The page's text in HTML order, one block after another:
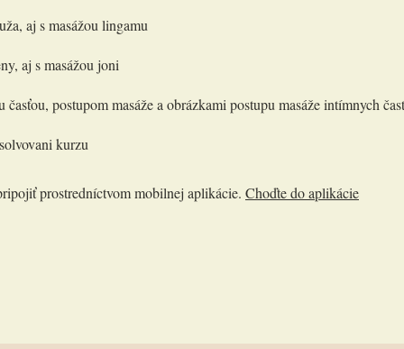
aj s masážou lingamu
aj s masážou joni
postupom masáže a obrázkami postupu masáže intímnych
kurzu
prostredníctvom mobilnej aplikácie. Choďte do aplikácie